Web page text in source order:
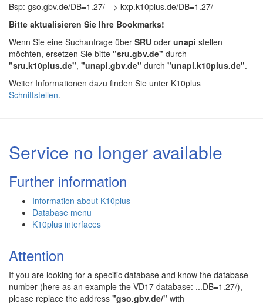
Bsp: gso.gbv.de/DB=1.27/ --> kxp.k10plus.de/DB=1.27/
Bitte aktualisieren Sie Ihre Bookmarks!
Wenn Sie eine Suchanfrage über SRU oder unapi stellen
möchten, ersetzen Sie bitte "sru.gbv.de" durch
"sru.k10plus.de", "unapi.gbv.de" durch "unapi.k10plus.de".
Weiter Informationen dazu finden Sie unter K10plus
Schnittstellen.
Service no longer available
Further information
Information about K10plus
Database menu
K10plus interfaces
Attention
If you are looking for a specific database and know the database
number (here as an example the VD17 database: ...DB=1.27/),
please replace the address "gso.gbv.de/" with